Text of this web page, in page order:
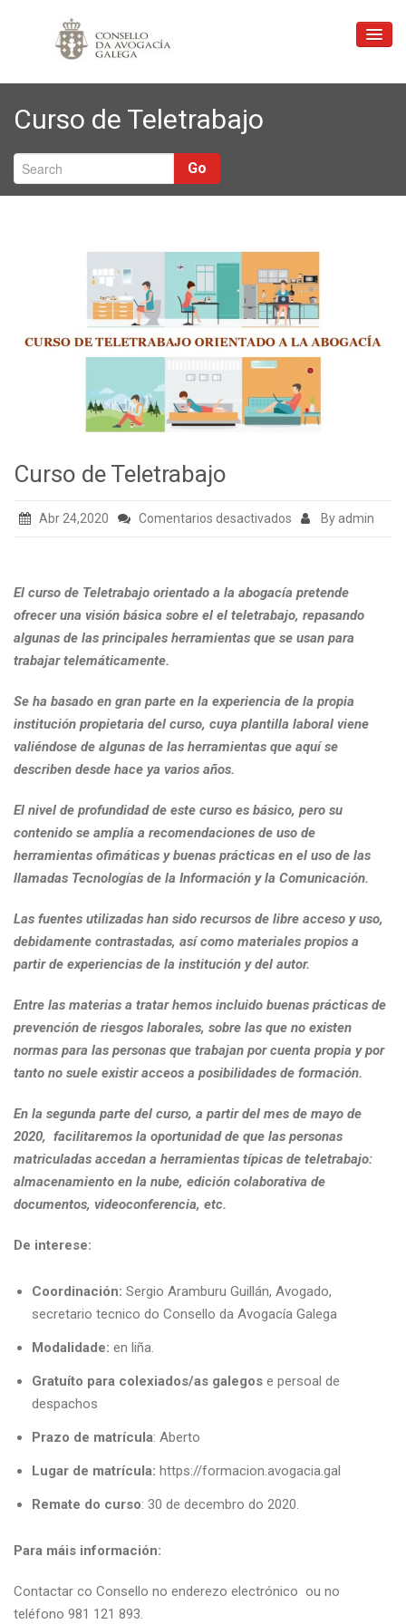
Inicio
Consello
Xustiza Gratuíta
Profesión
Formación
Contacto
Curso de Teletrabajo
Go
Curso de Teletrabajo
Abr 24,2020 Comentarios desactivados en
Teletrabajo
By admin
El curso de Teletrabajo orientado a la abogacía pretende
ofrecer una visión básica sobre el el teletrabajo, repasando
algunas de las principales herramientas que se usan para
trabajar telemáticamente.
Se ha basado en gran parte en la experiencia de la propia
institución propietaria del curso, cuya plantilla laboral viene
valiéndose de algunas de las herramientas que aquí se
describen desde hace ya varios años.
El nivel de profundidad de este curso es básico, pero su
contenido se amplía a recomendaciones de uso de
herramientas ofimáticas y buenas prácticas en el uso de las
llamadas Tecnologías de la Información y la Comunicación.
Las fuentes utilizadas han sido recursos de libre acceso y uso,
debidamente contrastadas, así como materiales propios a
partir de experiencias de la institución y del autor.
Entre las materias a tratar hemos incluido buenas prácticas de
prevención de riesgos laborales, sobre las que no existen
normas para las personas que trabajan por cuenta propia y por
tanto no suele existir acceos a posibilidades de formación.
En la segunda parte del curso, a partir del mes de mayo de
2020, facilitaremos la oportunidad de que las personas
matriculadas accedan a herramientas típicas de teletrabajo:
almacenamiento en la nube, edición colaborativa de
documentos, videoconferencia, etc.
De interese:
Coordinación: Sergio Aramburu Guillán, Avogado,
secretario tecnico do Consello da Avogacía Galega
Modalidade: en liña.
Gratuíto para colexiados/as galegos e persoal de
despachos
Prazo de matrícula: Aberto
Lugar de matrícula: https://formacion.avogacia.gal
Remate do curso: 30 de decembro do 2020.
Para máis información:
Contactar co Consello no enderezo electrónico ou no
teléfono 981 121 893.